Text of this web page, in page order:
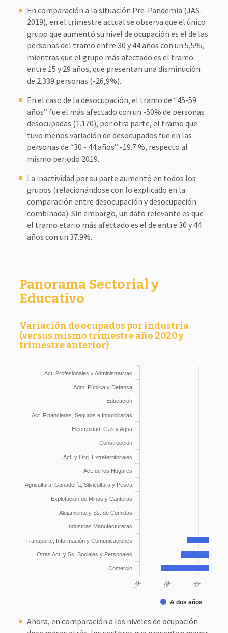
En comparación a la situación Pre-Pandemia (JAS-
2019), en el trimestre actual se observa que el único
grupo que aumentó su nivel de ocupación es el de las
personas del tramo entre 30 y 44 años con un 5,5%,
mientras que el grupo más afectado es el tramo
entre 15 y 29 años, que presentan una disminución
de 2.339 personas (-26,9%).
En el caso de la desocupación, el tramo de “45-59
años” fue el más afectado con un -50% de personas
desocupadas (1.170), por otra parte, el tramo que
tuvo menos variación de desocupados fue en las
personas de “30 - 44 años” -19.7 %, respecto al
mismo periodo 2019.
La inactividad por su parte aumentó en todos los
grupos (relacionándose con lo explicado en la
comparación entre desocupación y desocupación
combinada). Sin embargo, un dato relevante es que
el tramo etario más afectado es el de entre 30 y 44
años con un 37.9%.
Panorama Sectorial y
Educativo
Variación de ocupados por industria
(versus mismo trimestre año 2020 y
trimestre anterior)
A dos años
Act. Profesionales y Administrativas
Adm. Pública y Defensa
Educación
Act. Financieras, Seguros e Inmobiliarias
Electricidad, Gas y Agua
Construcción
Act. y Org. Extraterritoriales
Act. de los Hogares
Agricultura, Ganadería, Silvicultura y Pesca
Explotación de Minas y Canteras
Alojamiento y Ss. de Comidas
Industrias Manufactureras
Transporte, Información y Comunicaciones
Otras Act. y Ss. Sociales y Personales
Comercio
-4k -3k -2k
Ahora, en comparación a los niveles de ocupación